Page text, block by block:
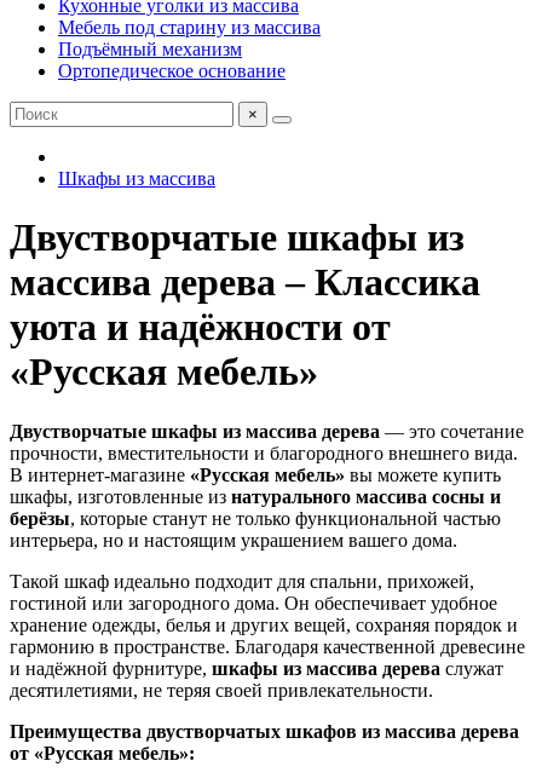
Кухонные уголки из массива
Мебель под старину из массива
Подъёмный механизм
Ортопедическое основание
×
Шкафы из массива
Двустворчатые шкафы из
массива дерева – Классика
уюта и надёжности от
«Русская мебель»
Двустворчатые шкафы из массива дерева — это сочетание
прочности, вместительности и благородного внешнего вида.
В интернет-магазине «Русская мебель» вы можете купить
шкафы, изготовленные из натурального массива сосны и
берёзы, которые станут не только функциональной частью
интерьера, но и настоящим украшением вашего дома.
Такой шкаф идеально подходит для спальни, прихожей,
гостиной или загородного дома. Он обеспечивает удобное
хранение одежды, белья и других вещей, сохраняя порядок и
гармонию в пространстве. Благодаря качественной древесине
и надёжной фурнитуре, шкафы из массива дерева служат
десятилетиями, не теряя своей привлекательности.
Преимущества двустворчатых шкафов из массива дерева
от «Русская мебель»: